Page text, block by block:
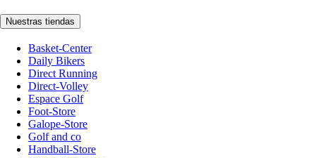
Nuestras tiendas
Basket-Center
Daily Bikers
Direct Running
Direct-Volley
Espace Golf
Foot-Store
Galope-Store
Golf and co
Handball-Store